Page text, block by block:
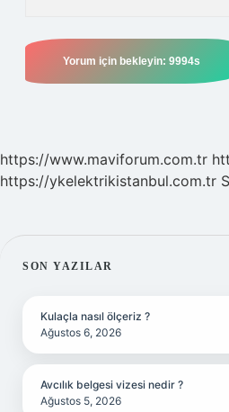
https://www.maviforum.com.tr
https://ykelektrikistanbul.com.tr
SIDEBAR
SON YAZILAR
Kulaçla nasıl ölçeriz ?
Ağustos 6, 2026
Avcılık belgesi vizesi nedir ?
Ağustos 5, 2026